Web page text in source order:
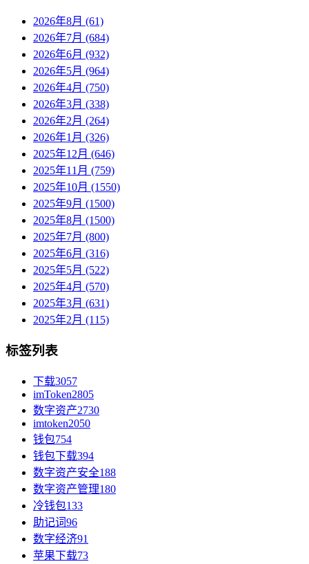
2026年8月 (61)
2026年7月 (684)
2026年6月 (932)
2026年5月 (964)
2026年4月 (750)
2026年3月 (338)
2026年2月 (264)
2026年1月 (326)
2025年12月 (646)
2025年11月 (759)
2025年10月 (1550)
2025年9月 (1500)
2025年8月 (1500)
2025年7月 (800)
2025年6月 (316)
2025年5月 (522)
2025年4月 (570)
2025年3月 (631)
2025年2月 (115)
标签列表
下载3057
imToken2805
数字资产2730
imtoken2050
钱包754
钱包下载394
数字资产安全188
数字资产管理180
冷钱包133
助记词96
数字经济91
苹果下载73